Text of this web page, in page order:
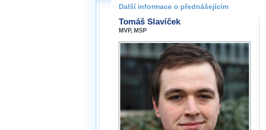
Další informace o přednášejícím
Tomáš Slavíček
MVP, MSP